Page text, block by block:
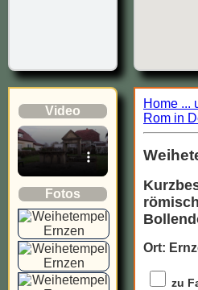
Video
Fotos
Home ...
Rom in
Ort:
zu